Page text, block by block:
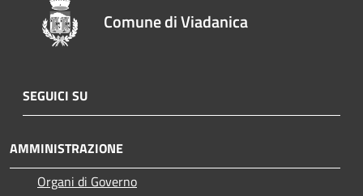
Comune di Viadanica
SEGUICI SU
AMMINISTRAZIONE
Organi di Governo